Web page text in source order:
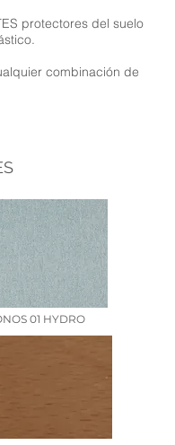
protectores del suelo
combinación de
01 HYDRO